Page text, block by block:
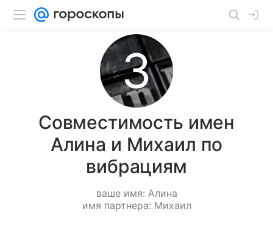
Совместимость имен
Алина и Михаил по
вибрациям
ваше имя: Алина
имя партнера: Михаил